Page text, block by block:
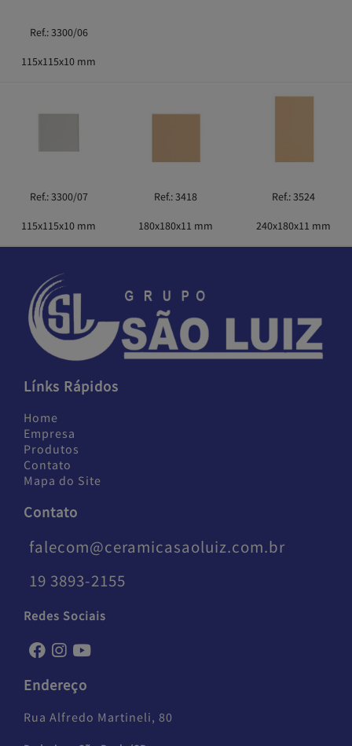
Ref.: 3300/06
115x115x10 mm
Ref.: 3300/07
115x115x10 mm
Ref.: 3418
180x180x11 mm
Ref.: 3524
240x180x11 mm
Línks Rápidos
Home
Empresa
Produtos
Contato
Mapa do Site
Contato
falecom@ceramicasaoluiz.com.br
19 3893-2155
Redes Sociais
Endereço
Rua Alfredo Martineli, 80